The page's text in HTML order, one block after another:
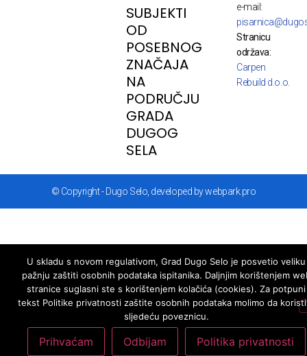
SUBJEKTI
OD
POSEBNOG
ZNAČAJA
NA
PODRUČJU
GRADA
DUGOG
SELA
e-mail:
Stranicu
održava:
Carpen
Rebuild d.o.o.
© Copyright - Dugo Selo, developed by webpark.pro
U skladu s novom regulativom, Grad Dugo Selo je posvetio veliku
pažnju zaštiti osobnih podataka ispitanika. Daljnjim korištenjem
stranice suglasni ste s korištenjem kolačića (cookies). Za potpuni
tekst Politike privatnosti zaštite osobnih podataka molimo da
sljedeću poveznicu.
Prihvaćam Odbijam Politika privatnosti